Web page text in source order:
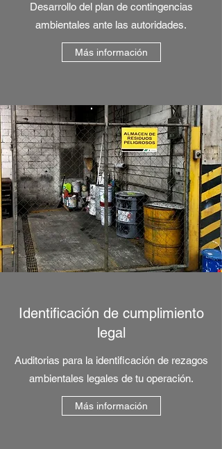
Desarrollo del plan de contingencias
ambientales ante las autoridades.
Más información
Identificación de cumplimiento
legal
Auditorias para la identificación de rezagos
ambientales legales de tu operación.
Más información